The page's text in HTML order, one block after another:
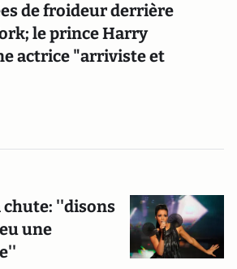
de froideur derrière
le prince Harry
actrice "arriviste et
chute: ''disons
une